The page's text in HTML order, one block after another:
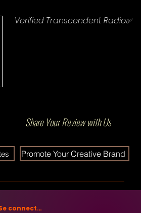
Verified Transcendent Radio✅
Share Your Review with Us
Promote Your Creative Brand
connecter